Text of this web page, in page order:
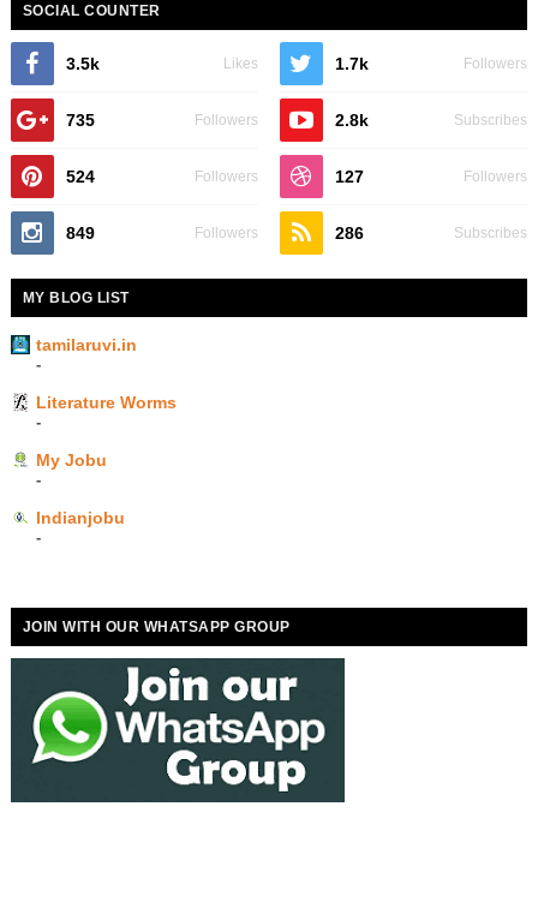
SOCIAL COUNTER
3.5k Likes 1.7k Followers
735 Followers 2.8k Subscribes
524 Followers 127 Followers
849 Followers 286 Subscribes
MY BLOG LIST
tamilaruvi.in
-
Literature Worms
-
My Jobu
-
Indianjobu
-
JOIN WITH OUR WHATSAPP GROUP